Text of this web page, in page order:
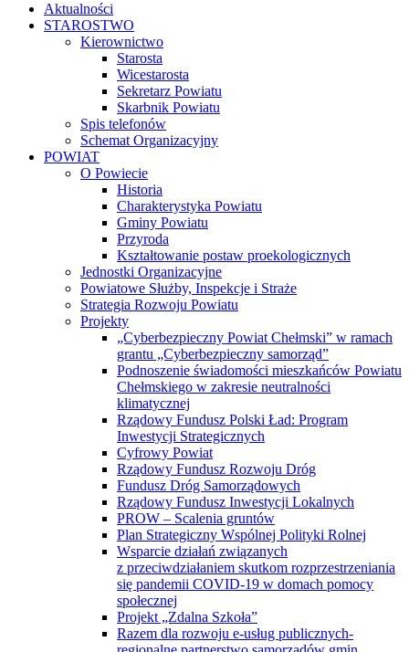
Aktualności
STAROSTWO
Kierownictwo
Starosta
Wicestarosta
Sekretarz Powiatu
Skarbnik Powiatu
Spis telefonów
Schemat Organizacyjny
POWIAT
O Powiecie
Historia
Charakterystyka Powiatu
Gminy Powiatu
Przyroda
Kształtowanie postaw proekologicznych
Jednostki Organizacyjne
Powiatowe Służby, Inspekcje i Straże
Strategia Rozwoju Powiatu
Projekty
„Cyberbezpieczny Powiat Chełmski” w ramach
grantu „Cyberbezpieczny samorząd”
Podnoszenie świadomości mieszkańców Powiatu
Chełmskiego w zakresie neutralności
klimatycznej
Rządowy Fundusz Polski Ład: Program
Inwestycji Strategicznych
Cyfrowy Powiat
Rządowy Fundusz Rozwoju Dróg
Fundusz Dróg Samorządowych
Rządowy Fundusz Inwestycji Lokalnych
PROW – Scalenia gruntów
Plan Strategiczny Wspólnej Polityki Rolnej
Wsparcie działań związanych
z przeciwdziałaniem skutkom rozprzestrzeniania
się pandemii COVID-19 w domach pomocy
społecznej
Projekt „Zdalna Szkoła”
Razem dla rozwoju e-usług publicznych-